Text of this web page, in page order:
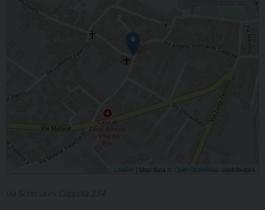
Leaflet | Map data © OpenStreetMap contributors